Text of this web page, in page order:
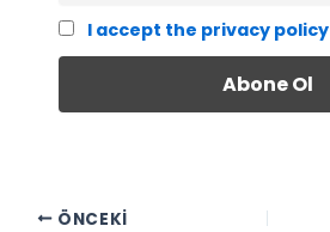
I accept the privacy policy
ÖNCEKI